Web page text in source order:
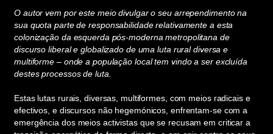
O autor vem por este meio divulgar o seu arrependimento na
sua quota parte de responsabilidade relativamente a esta
colonização da esquerda pós-moderna metropolitana de
discurso liberal e globalizado de uma luta rural diversa e
multiforme – onde a população local tem vindo a ser excluída
destes processos de luta.
Estas lutas rurais, diversas, multiformes, com meios radicais e
efectivos, e discursos não hegemónicos, enfrentam-se com a
emergência dos meios activistas que se recusam em criticar a